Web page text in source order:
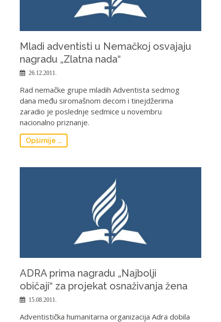
Mladi adventisti u Nemačkoj osvajaju
nagradu „Zlatna nada“
26.12.2011.
Rad nemačke grupe mladih Adventista sedmog
dana među siromašnom decom i tinejdžerima
zaradio je poslednje sedmice u novembru
nacionalno priznanje.
Opširnije ...
ADRA prima nagradu „Najbolji
običaji“ za projekat osnaživanja žena
15.08.2011.
Adventistička humanitarna organizacija Adra dobila